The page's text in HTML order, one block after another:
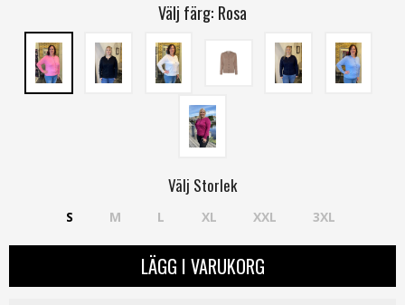
Välj färg: Rosa
Välj Storlek
S M L XL XXL 3XL
LÄGG I VARUKORG